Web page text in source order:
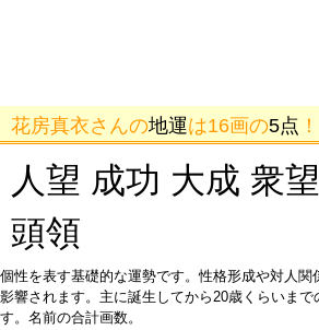
花房真衣さんの地運は16画の5点 ！
人望 成功 大成 衆
頭領
個性を表す基礎的な運勢です。性格形成や対人関
影響されます。主に誕生してから20歳くらいまで
す。名前の合計画数。